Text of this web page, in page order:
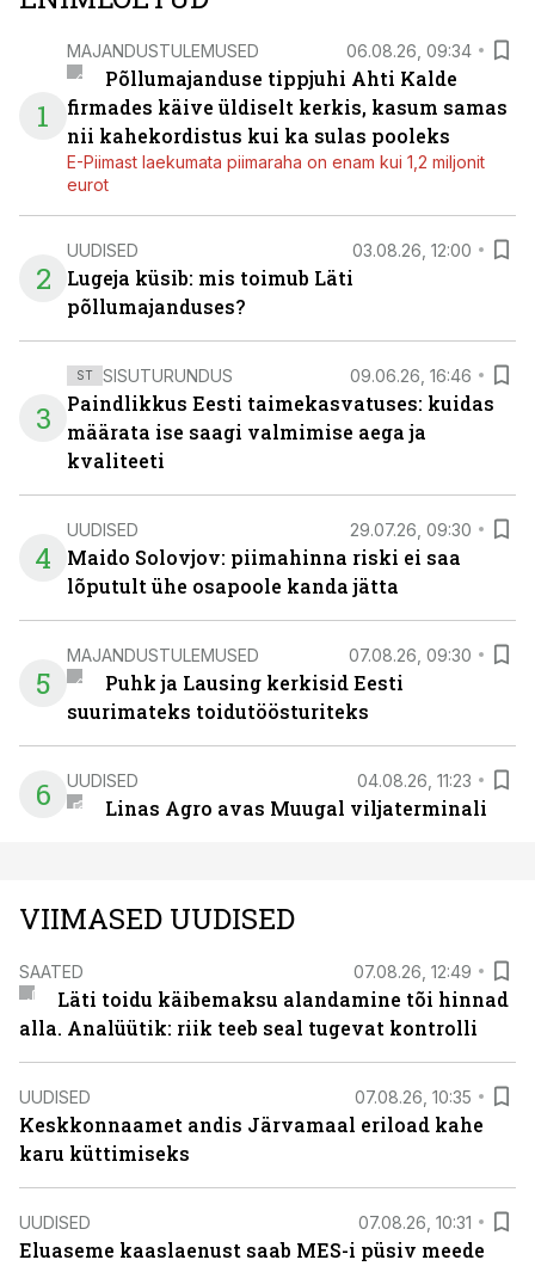
1
MAJANDUSTULEMUSED 06.08.26, 09:34
Põllumajanduse tippjuhi Ahti Kalde
firmades käive üldiselt kerkis, kasum samas
nii kahekordistus kui ka sulas pooleks
E-Piimast laekumata piimaraha on enam kui 1,2 miljonit
eurot
2
UUDISED 03.08.26, 12:00
Lugeja küsib: mis toimub Läti
põllumajanduses?
3
ST SISUTURUNDUS 09.06.26, 16:46
Paindlikkus Eesti taimekasvatuses: kuidas
määrata ise saagi valmimise aega ja
kvaliteeti
4
UUDISED 29.07.26, 09:30
Maido Solovjov: piimahinna riski ei saa
lõputult ühe osapoole kanda jätta
5
MAJANDUSTULEMUSED 07.08.26, 09:30
Puhk ja Lausing kerkisid Eesti
suurimateks toidutöösturiteks
6 UUDISED 04.08.26, 11:23
Linas Agro avas Muugal viljaterminali
VIIMASED UUDISED
SAATED 07.08.26, 12:49
Läti toidu käibemaksu alandamine tõi hinnad
alla. Analüütik: riik teeb seal tugevat kontrolli
UUDISED 07.08.26, 10:35
Keskkonnaamet andis Järvamaal eriload kahe
karu küttimiseks
UUDISED 07.08.26, 10:31
Eluaseme kaaslaenust saab MES-i püsiv meede